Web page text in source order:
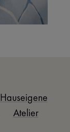
Hauseigenes
Atelier